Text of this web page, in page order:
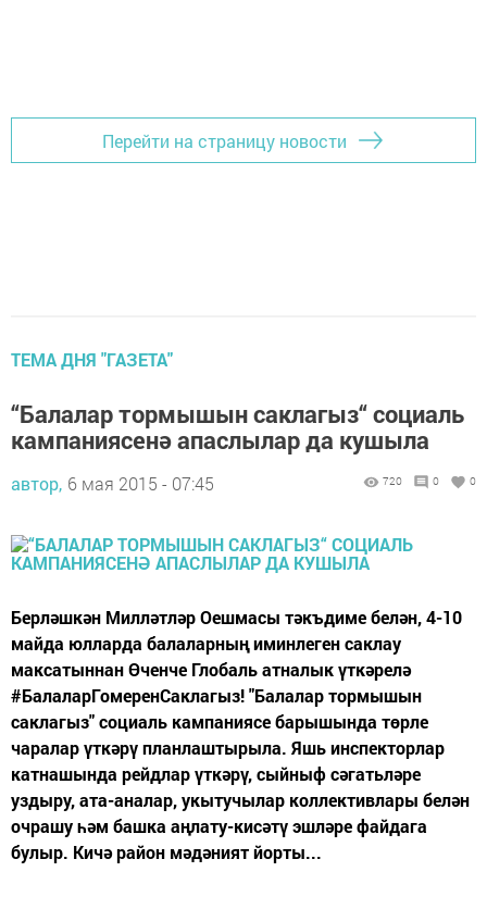
Перейти на страницу новости
ТЕМА ДНЯ "ГАЗЕТА"
“Балалар тормышын саклагыз“ социаль
кампаниясенә апаслылар да кушыла
автор, 6 мая 2015 - 07:45 720 0 0
Берләшкән Милләтләр Оешмасы тәкъдиме белән, 4-10
майда юлларда балаларның иминлеген саклау
максатыннан Өченче Глобаль атналык үткәрелә
#БалаларГомеренСаклагыз! "Балалар тормышын
саклагыз" социаль кампаниясе барышында төрле
чаралар үткәрү планлаштырыла. Яшь инспекторлар
катнашында рейдлар үткәрү, сыйныф сәгатьләре
уздыру, ата-аналар, укытучылар коллективлары белән
очрашу һәм башка аңлату-кисәтү эшләре файдага
булыр. Кичә район мәдәният йорты...